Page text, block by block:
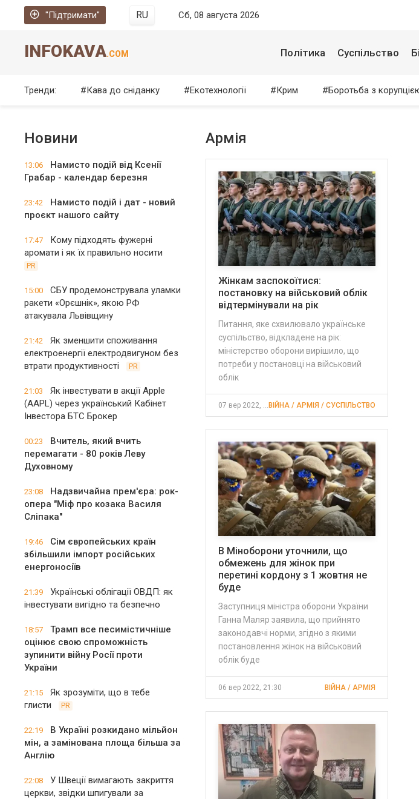
"Підтримати" RU Сб, 08 августа 2026
INFOKAVA.COM Політика Суспільство
Тренди: Кава до сніданку Екотехнології Крим Боротьба з
Новини
13:06
Намисто подій від Ксенії
Грабар - календар березня
23:42
Намисто подій і дат - новий
проєкт нашого сайту
17:47
Кому підходять фужерні
аромати і як їх правильно носити
PR
15:00
СБУ продемонструвала уламки
ракети «Орєшнік», якою РФ
атакувала Львівщину
21:42
Як зменшити споживання
електроенергії електродвигуном без
втрати продуктивності
PR
21:03
Як інвестувати в акції Apple
(AAPL) через український Кабінет
Інвестора БТС Брокер
00:23
Вчитель, який вчить
перемагати - 80 років Леву
Духовному
23:08
Надзвичайна прем'єра: рок-
опера "Міф про козака Василя
Сліпака"
19:46
Сім європейських країн
збільшили імпорт російських
енергоносіїв
21:39
Українські облігації ОВДП: як
інвестувати вигідно та безпечно
18:57
Трамп все песимістичніше
оцінює свою спроможність
зупинити війну Росії проти
України
21:15
Як зрозуміти, що в тебе
глисти
PR
22:19
В Україні розкидано мільйон
мін, а замінована площа більша за
Англію
22:08
У Швеції вимагають закриття
церкви, звідки шпигували за
Армія
Жінкам заспокоїтися:
постановку на військовий облік
відтермінували на рік
Питання, яке схвилювало українське
суспільство, відкладене на рік:
міністерство оборони вирішило, що
потреби у постановці на військовий
облік
07 вер 2022, 22:56 ВІЙНА / АРМІЯ / СУСПІЛЬСТВО
В Міноборони уточнили, що
обмежень для жінок при
перетині кордону з 1 жовтня не
буде
Заступниця міністра оборони України
Ганна Маляр заявила, що прийнято
законодавчі норми, згідно з якими
постановлення жінок на військовий
облік буде
06 вер 2022, 21:30 ВІЙНА / АРМІЯ